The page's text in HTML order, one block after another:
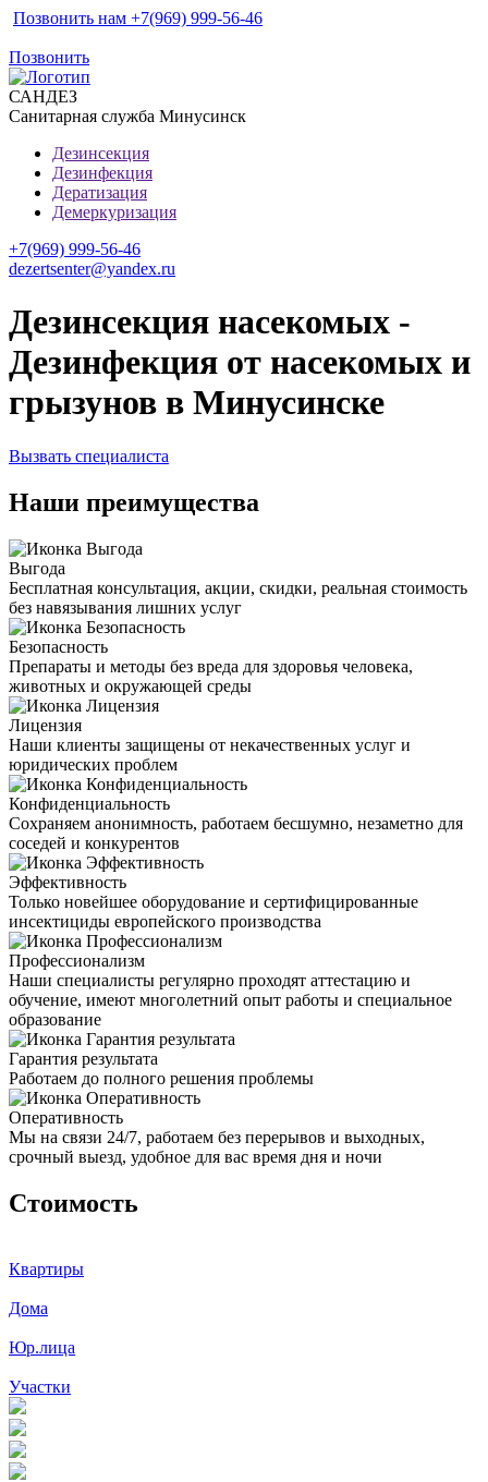
Позвонить нам +7(969) 999-56-46
Позвонить
САНДЕЗ
Санитарная служба Минусинск
Дезинсекция
Дезинфекция
Дератизация
Демеркуризация
+7(969) 999-56-46
dezertsenter@yandex.ru
Дезинсекция насекомых -
Дезинфекция от насекомых и
грызунов в Минусинске
Вызвать специалиста
Наши преимущества
Выгода
Бесплатная консультация, акции, скидки, реальная стоимость
без навязывания лишних услуг
Безопасность
Препараты и методы без вреда для здоровья человека,
животных и окружающей среды
Лицензия
Наши клиенты защищены от некачественных услуг и
юридических проблем
Конфиденциальность
Сохраняем анонимность, работаем бесшумно, незаметно для
соседей и конкурентов
Эффективность
Только новейшее оборудование и сертифицированные
инсектициды европейского производства
Профессионализм
Наши специалисты регулярно проходят аттестацию и
обучение, имеют многолетний опыт работы и специальное
образование
Гарантия результата
Работаем до полного решения проблемы
Оперативность
Мы на связи 24/7, работаем без перерывов и выходных,
срочный выезд, удобное для вас время дня и ночи
Стоимость
Квартиры
Дома
Юр.лица
Участки